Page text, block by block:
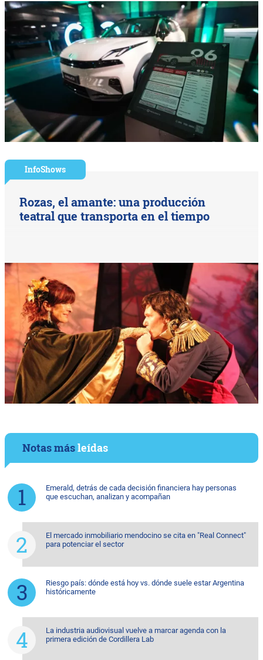
InfoShows
Rozas, el amante: una producción
teatral que transporta en el tiempo
Notas másleídas
Emerald, detrás de cada decisión financiera hay personas
que escuchan, analizan y acompañan
El mercado inmobiliario mendocino se cita en "Real Connect"
para potenciar el sector
Riesgo país: dónde está hoy vs. dónde suele estar Argentina
históricamente
La industria audiovisual vuelve a marcar agenda con la
primera edición de Cordillera Lab